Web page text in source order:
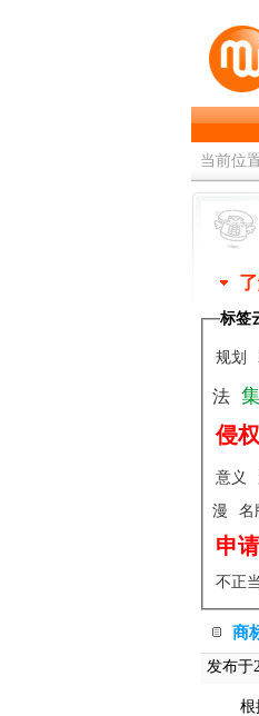
当前位
标签
规划
法
侵权
意义
漫
名
申
不正
商
发布于
根